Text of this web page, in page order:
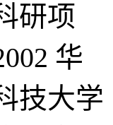
研项
华
技大学